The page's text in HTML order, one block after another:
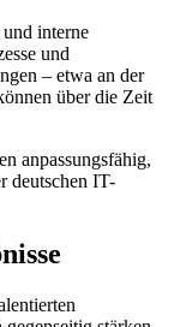
und interne
und
– etwa an der
über die Zeit
anpassungsfähig,
deutschen IT-